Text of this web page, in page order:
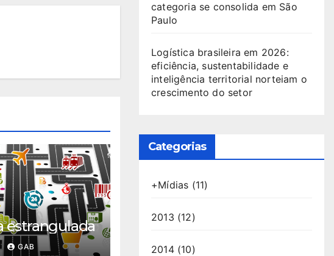
estrangulada
GAB
categoria se consolida em São
Paulo
Logística brasileira em 2026:
eficiência, sustentabilidade e
inteligência territorial norteiam o
crescimento do setor
Categorias
+Mídias (11)
2013 (12)
2014(10)